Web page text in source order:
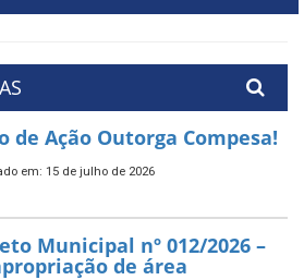
de Ação Outorga Compesa!
em: 15 de julho de 2026
Municipal nº 012/2026 –
de área